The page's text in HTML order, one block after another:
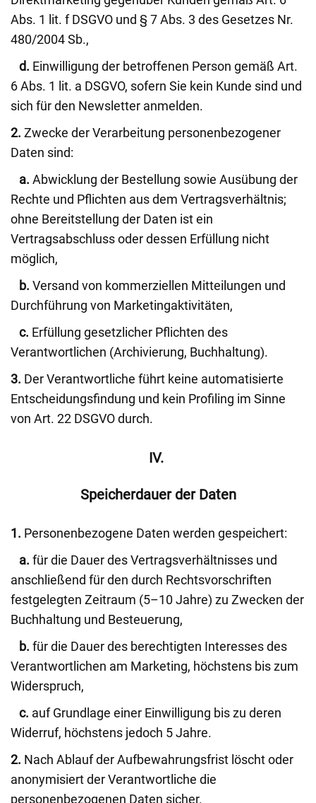
Abs. 1 lit. f DSGVO und § 7 Abs. 3 des Gesetzes Nr.
480/2004 Sb.,
d. Einwilligung der betroffenen Person gemäß Art.
6 Abs. 1 lit. a DSGVO, sofern Sie kein Kunde sind und
sich für den Newsletter anmelden.
2. Zwecke der Verarbeitung personenbezogener
Daten sind:
a. Abwicklung der Bestellung sowie Ausübung der
Rechte und Pflichten aus dem Vertragsverhältnis;
ohne Bereitstellung der Daten ist ein
Vertragsabschluss oder dessen Erfüllung nicht
möglich,
b. Versand von kommerziellen Mitteilungen und
Durchführung von Marketingaktivitäten,
c. Erfüllung gesetzlicher Pflichten des
Verantwortlichen (Archivierung, Buchhaltung).
3. Der Verantwortliche führt keine automatisierte
Entscheidungsfindung und kein Profiling im Sinne
von Art. 22 DSGVO durch.
IV.
Speicherdauer der Daten
1. Personenbezogene Daten werden gespeichert:
a. für die Dauer des Vertragsverhältnisses und
anschließend für den durch Rechtsvorschriften
festgelegten Zeitraum (5–10 Jahre) zu Zwecken der
Buchhaltung und Besteuerung,
b. für die Dauer des berechtigten Interesses des
Verantwortlichen am Marketing, höchstens bis zum
Widerspruch,
c. auf Grundlage einer Einwilligung bis zu deren
Widerruf, höchstens jedoch 5 Jahre.
2. Nach Ablauf der Aufbewahrungsfrist löscht oder
anonymisiert der Verantwortliche die
personenbezogenen Daten sicher.